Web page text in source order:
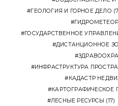
ГЕОЛОГИЯ И ГОРНОЕ ДЕЛО
ГОСУДАРСТВЕННОЕ
ДИСТАНЦИОННОЕ
ИНФРАСТРУКТУРА
КАДАСТР
КАРТОГРАФИЧЕСКОЕ
ЛЕСНЫЕ РЕСУРСЫ (17)